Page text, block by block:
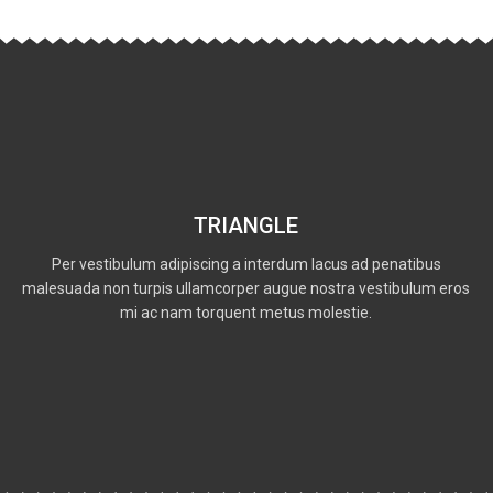
TRIANGLE
Per vestibulum adipiscing a interdum lacus ad penatibus
malesuada non turpis ullamcorper augue nostra vestibulum eros
mi ac nam torquent metus molestie.